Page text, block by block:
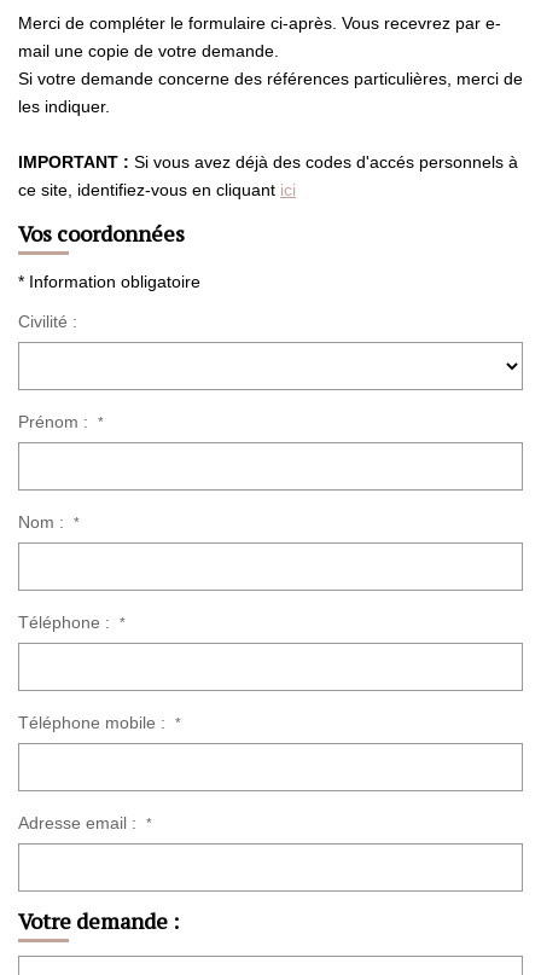
CONTACT
Merci de compléter le formulaire ci-après. Vous recevrez par e-
mail une copie de votre demande.
Si votre demande concerne des références particulières, merci de
les indiquer.
IMPORTANT : Si vous avez déjà des codes d'accés personnels à
ce site, identifiez-vous en cliquant ici
Vos coordonnées
* Information obligatoire
Civilité :
Prénom : *
Nom : *
Téléphone : *
Téléphone mobile : *
Adresse email : *
Votre demande :